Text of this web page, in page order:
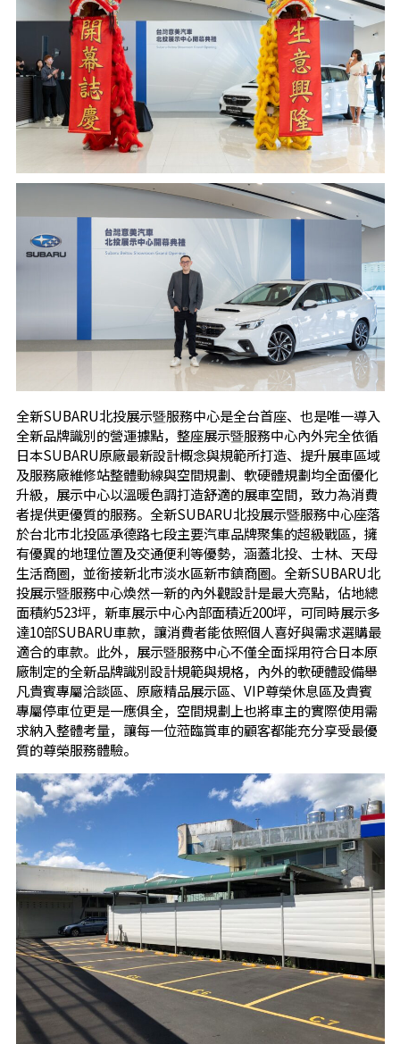
全新SUBARU北投展示暨服務中心是全台首座、也是唯一導入
全新品牌識別的營運據點，整座展示暨服務中心內外完全依循
日本SUBARU原廠最新設計概念與規範所打造、提升展車區域
及服務廠維修站整體動線與空間規劃、軟硬體規劃均全面優化
升級，展示中心以溫暖色調打造舒適的展車空間，致力為消費
者提供更優質的服務。全新SUBARU北投展示暨服務中心座落
於台北市北投區承德路七段主要汽車品牌聚集的超級戰區，擁
有優異的地理位置及交通便利等優勢，涵蓋北投、士林、天母
生活商圈，並銜接新北市淡水區新市鎮商圈。全新SUBARU北
投展示暨服務中心煥然一新的內外觀設計是最大亮點，佔地總
面積約523坪，新車展示中心內部面積近200坪，可同時展示多
達10部SUBARU車款，讓消費者能依照個人喜好與需求選購最
適合的車款。此外，展示暨服務中心不僅全面採用符合日本原
廠制定的全新品牌識別設計規範與規格，內外的軟硬體設備舉
凡貴賓專屬洽談區、原廠精品展示區、VIP尊榮休息區及貴賓
專屬停車位更是一應俱全，空間規劃上也將車主的實際使用需
求納入整體考量，讓每一位蒞臨賞車的顧客都能充分享受最優
質的尊榮服務體驗。